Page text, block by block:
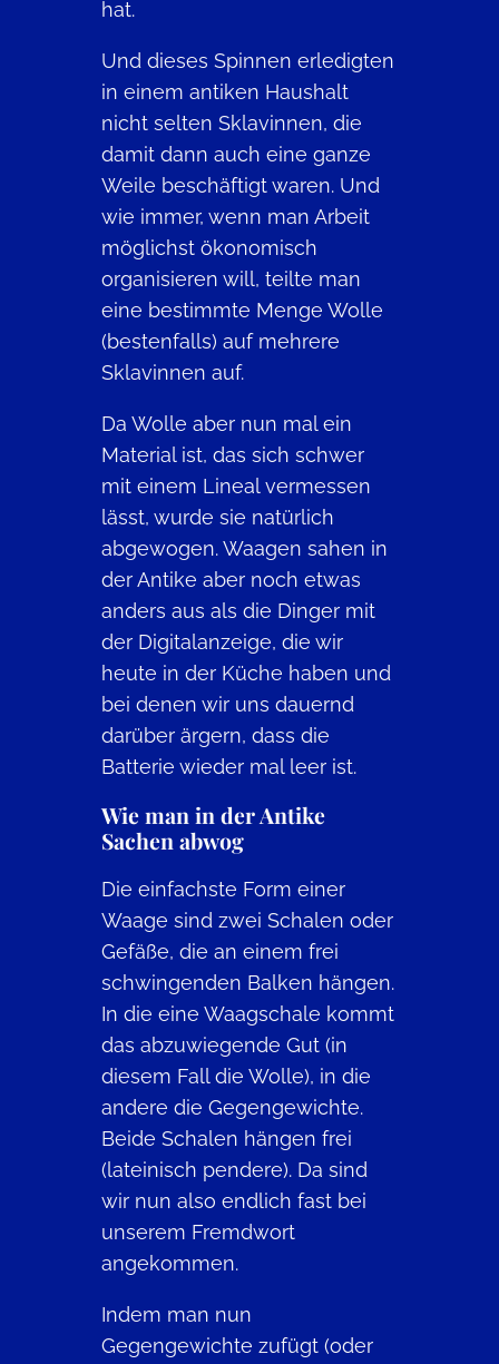
hat.
Und dieses Spinnen erledigten
in einem antiken Haushalt
nicht selten Sklavinnen, die
damit dann auch eine ganze
Weile beschäftigt waren. Und
wie immer, wenn man Arbeit
möglichst ökonomisch
organisieren will, teilte man
eine bestimmte Menge Wolle
(bestenfalls) auf mehrere
Sklavinnen auf.
Da Wolle aber nun mal ein
Material ist, das sich schwer
mit einem Lineal vermessen
lässt, wurde sie natürlich
abgewogen. Waagen sahen in
der Antike aber noch etwas
anders aus als die Dinger mit
der Digitalanzeige, die wir
heute in der Küche haben und
bei denen wir uns dauernd
darüber ärgern, dass die
Batterie wieder mal leer ist.
Wie man in der Antike
Sachen abwog
Die einfachste Form einer
Waage sind zwei Schalen oder
Gefäße, die an einem frei
schwingenden Balken hängen.
In die eine Waagschale kommt
das abzuwiegende Gut (in
diesem Fall die Wolle), in die
andere die Gegengewichte.
Beide Schalen hängen frei
(lateinisch pendere). Da sind
wir nun also endlich fast bei
unserem Fremdwort
angekommen.
Indem man nun
Gegengewichte zufügt (oder